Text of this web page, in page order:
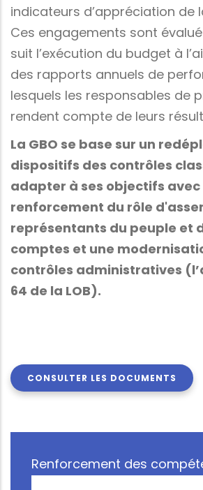
indicateurs d’appréciation de
Ces engagements sont
suit l’exécution du budget à
des rapports annuels de
lesquels les responsables de
rendent compte de leurs
La GBO se base sur un
dispositifs des contrôles
adapter à ses objectifs avec
renforcement du rôle
représentants du peuple et
comptes et une
contrôles administratives
64 de la LOB).
CONSULTER LES DOCUMENTS
Renforcement des